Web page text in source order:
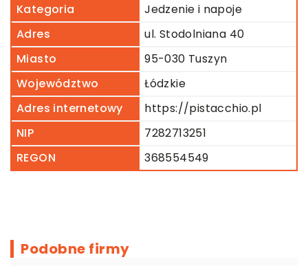
Kategoria
Jedzenie i napoje
Adres
ul. Stodolniana 40
Miasto
95-030 Tuszyn
Województwo
Łódzkie
Adres internetowy
https://pistacchio.pl
NIP
7282713251
REGON
368554549
Podobne firmy